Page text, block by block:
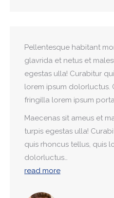
Pellentesque habitant
glavrida et netus et
egestas ulla! Curabitur
lorem ipsum dolorluctus.
fringilla lorem ipsum
Maecenas sit ameus et
turpis egestas ulla!
quis rhoncus tellus, quis
dolorluctus…
read more